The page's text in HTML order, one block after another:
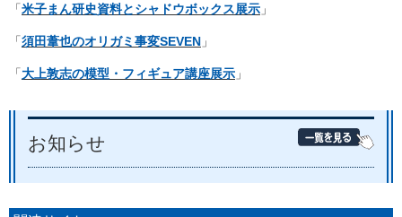
「米子まん研史資料とシャドウボックス展示 」
「須田葦也のオリガミ事変SEVEN 」
「大上敦志の模型・フィギュア講座展示 」
お知らせ